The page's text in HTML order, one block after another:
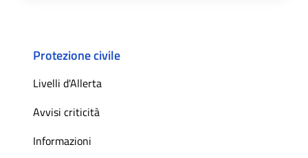
Protezione civile
Livelli d'Allerta
Avvisi criticità
Informazioni